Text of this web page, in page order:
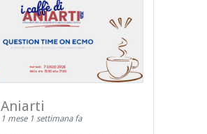
Aniarti
1 mese 1 settimana fa